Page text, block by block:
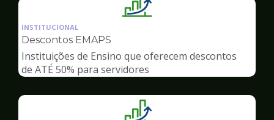
Ilustração
Gestão
INSTITUCIONAL
Descontos EMAPS
Instituições de Ensino que oferecem descontos
de ATÉ 50% para servidores